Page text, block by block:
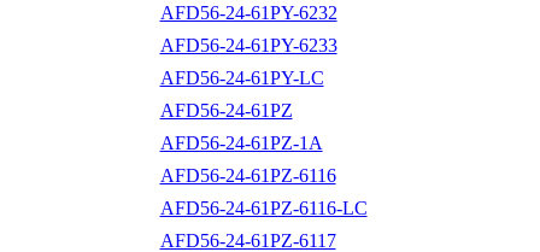
AFD56-24-61PY-6232
AFD56-24-61PY-6233
AFD56-24-61PY-LC
AFD56-24-61PZ
AFD56-24-61PZ-1A
AFD56-24-61PZ-6116
AFD56-24-61PZ-6116-LC
AFD56-24-61PZ-6117